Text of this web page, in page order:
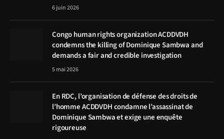
6 juin 2026
Congo human rights organization ACDDVDH
condemns the killing of Dominique Sambwa and
demands a fair and credible investigation
5 mai 2026
En RDC, l’organisation de défense des droits de
l’homme ACDDVDH condamne l’assassinat de
Dominique Sambwa et exige une enquête
rigoureuse